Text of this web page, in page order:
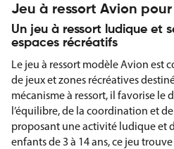
Jeu à ressort Avion
Un jeu à ressort ludique et
espaces récréatifs
Le jeu à ressort modèle Avion est
de jeux et zones récréatives
mécanisme à ressort, il favorise le
l’équilibre, de la coordination et
proposant une activité ludique et
enfants de 3 à 14 ans, ce jeu